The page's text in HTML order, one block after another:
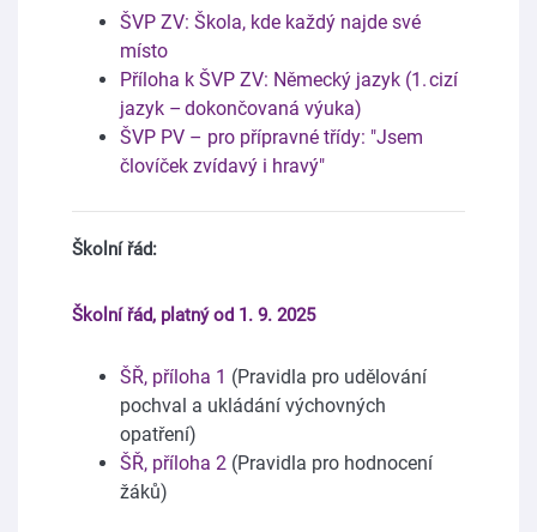
ŠVP ZV: Škola, kde každý najde své
místo
Příloha k ŠVP ZV: Německý jazyk (1. cizí
jazyk – dokončovaná výuka)
ŠVP PV – pro přípravné třídy: "Jsem
človíček zvídavý i hravý"
Školní řád:
Školní řád, platný od 1. 9. 2025
ŠŘ, příloha 1 (Pravidla pro udělování
pochval a ukládání výchovných
opatření)
ŠŘ, příloha 2 (Pravidla pro hodnocení
žáků)